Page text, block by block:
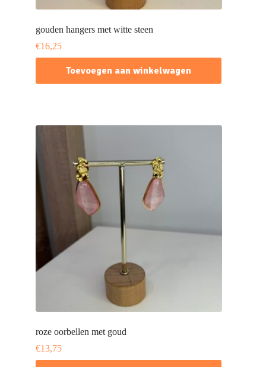
gouden hangers met witte steen
€16,25
Toevoegen aan winkelwagen
roze oorbellen met goud
€13,75